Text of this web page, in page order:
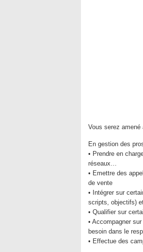
Vous serez amené
En gestion des
• Prendre en
réseaux…
• Emettre des
de vente
• Intégrer sur
scripts, objectifs)
• Qualifier sur
• Accompagner
besoin dans le
• Effectue des